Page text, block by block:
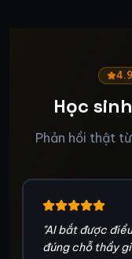
Học
Phản hồi thật
"AI bắt được
đúng chỗ thầy